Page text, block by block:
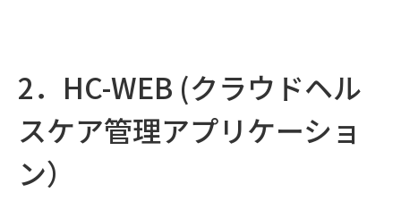
2．HC-WEB (クラウドヘル
スケア管理アプリケーショ
ン）